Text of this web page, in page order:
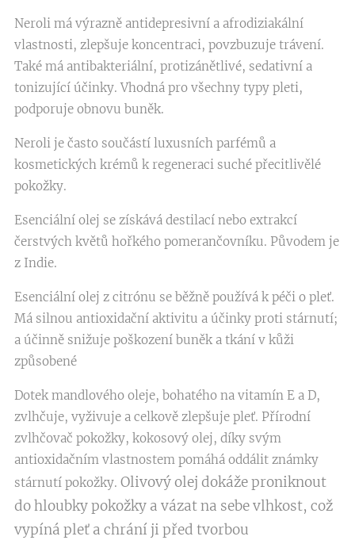
Neroli má výrazně antidepresivní a afrodiziakální
vlastnosti, zlepšuje koncentraci, povzbuzuje trávení.
Také má antibakteriální, protizánětlivé, sedativní a
tonizující účinky. Vhodná pro všechny typy pleti,
podporuje obnovu buněk.
Neroli je často součástí luxusních parfémů a
kosmetických krémů k regeneraci suché přecitlivělé
pokožky.
Esenciální olej se získává destilací nebo extrakcí
čerstvých květů hořkého pomerančovníku. Původem je
z Indie.
Esenciální olej z citrónu se běžně používá k péči o pleť.
Má silnou antioxidační aktivitu a účinky proti stárnutí;
a účinně snižuje poškození buněk a tkání v kůži
způsobené
Dotek mandlového oleje, bohatého na vitamín E a D,
zvlhčuje, vyživuje a celkově zlepšuje pleť. Přírodní
zvlhčovač pokožky, kokosový olej, díky svým
antioxidačním vlastnostem pomáhá oddálit známky
stárnutí pokožky. Olivový olej dokáže proniknout
do hloubky pokožky a vázat na sebe vlhkost, což
vypíná pleť a chrání ji před tvorbou